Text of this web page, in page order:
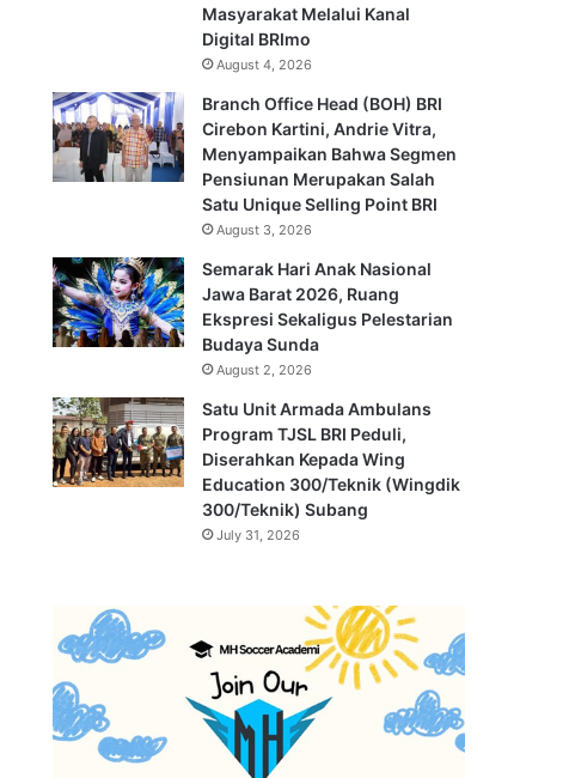
Masyarakat Melalui Kanal
Digital BRImo
August 4, 2026
Branch Office Head (BOH) BRI
Cirebon Kartini, Andrie Vitra,
Menyampaikan Bahwa Segmen
Pensiunan Merupakan Salah
Satu Unique Selling Point BRI
August 3, 2026
Semarak Hari Anak Nasional
Jawa Barat 2026, Ruang
Ekspresi Sekaligus Pelestarian
Budaya Sunda
August 2, 2026
Satu Unit Armada Ambulans
Program TJSL BRI Peduli,
Diserahkan Kepada Wing
Education 300/Teknik (Wingdik
300/Teknik) Subang
July 31, 2026